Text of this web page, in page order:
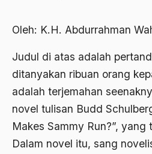
Oleh: K.H. Abdurrahman
Judul di atas adalah
ditanyakan ribuan orang
adalah terjemahan
novel tulisan Budd
Makes Sammy Run?”, yang
Dalam novel itu, sang
2010
2008
2007
2005
Abdullah Badawi
Abdullah Sungkar
Abdullah Syafi'i
Abdurrahman Addakhil
abdurrahman wahid
Abolisi